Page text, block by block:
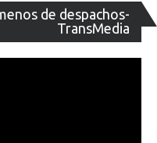
de despachos-
TransMedia
de